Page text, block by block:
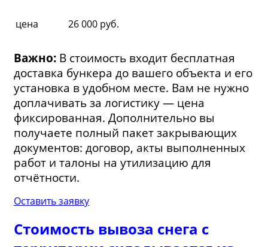
цена 26 000 руб.
Важно: В стоимость входит бесплатная
доставка бункера до вашего объекта и его
установка в удобном месте. Вам не нужно
доплачивать за логистику — цена
фиксированная. Дополнительно вы
получаете полный пакет закрывающих
документов: договор, акты выполненных
работ и талоны на утилизацию для
отчётности.
Оставить заявку
Стоимость вывоза снега с